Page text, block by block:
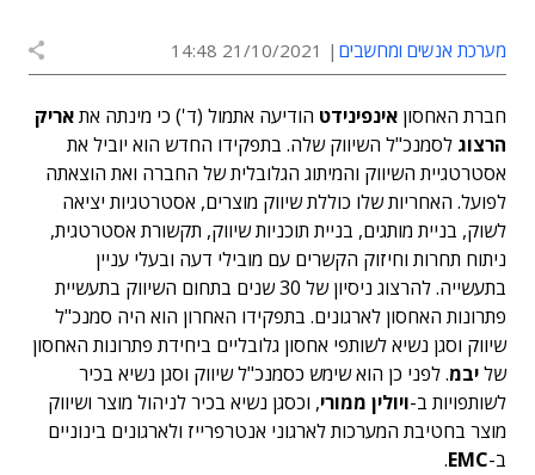
מערכת אנשים ומחשבים 21/10/2021 14:48
חברת האחסון אינפינידט הודיעה אתמול (ד') כי מינתה אתאריק
הרצוג לסמנכ"ל השיווק שלה. בתפקידו החדש הוא יוביל את
אסטרטגיית השיווק והמיתוג הגלובלית של החברה ואת הוצאתה
לפועל. האחריות שלו כוללת שיווק מוצרים, אסטרטגיות יציאה
לשוק, בניית מותגים, בניית תוכניות שיווק, תקשורת אסטרטגית,
ניתוח תחרות וחיזוק הקשרים עם מובילי דעה ובעלי עניין
בתעשייה. להרצוג ניסיון של 30 שנים בתחום השיווק בתעשיית
פתרונות האחסון לארגונים. בתפקידו האחרון הוא היה סמנכ"ל
שיווק וסגן נשיא לשותפי אחסון גלובליים ביחידת פתרונות האחסון
שליבמ. לפני כן הוא שימש כסמנכ"ל שיווק וסגן נשיא בכיר
לשותפויות ב-ויולין ממורי, וכסגן נשיא בכיר לניהול מוצר ושיווק
מוצר בחטיבת המערכות לארגוני אנטרפרייז ולארגונים בינוניים
ב-EMC
.